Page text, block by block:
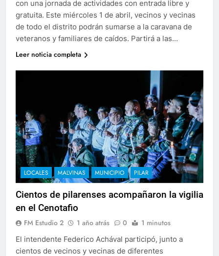
con una jornada de actividades con entrada libre y
gratuita. Este miércoles 1 de abril, vecinos y vecinas
de todo el distrito podrán sumarse a la caravana de
veteranos y familiares de caídos. Partirá a las…
Leer noticia completa
LOCALES MALVINAS MUNICIPIO PILAR
Cientos de pilarenses acompañaron la vigilia
en el Cenotafio
FM Estudio 2 1 año atrás 0 1 minutos
El intendente Federico Achával participó, junto a
cientos de vecinos y vecinas de diferentes